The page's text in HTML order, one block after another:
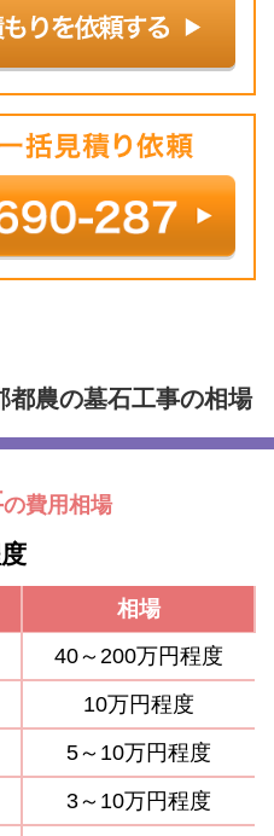
都農の墓石工事の相場
の費用相場
相場
40～200万円程度
10万円程度
5～10万円程度
3～10万円程度